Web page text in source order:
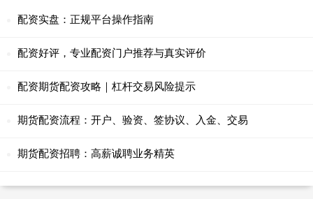
配资实盘：正规平台操作指南
配资好评，专业配资门户推荐与真实评价
配资期货配资攻略｜杠杆交易风险提示
期货配资流程：开户、验资、签协议、入金、交易
期货配资招聘：高薪诚聘业务精英